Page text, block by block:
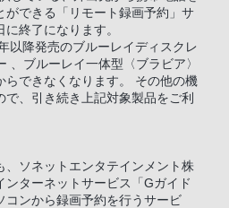
ができる「リモート録画予約」サ
終了になります。
以降発売のブルーレイディスクレ
、ブルーレイ一体型〈ブラビア〉
らできなくなります。 その他の機
で、引き続き上記対象製品をご利
、ソネットエンタテインメント株
ンターネットサービス「Gガイド
コンから録画予約を行うサービ